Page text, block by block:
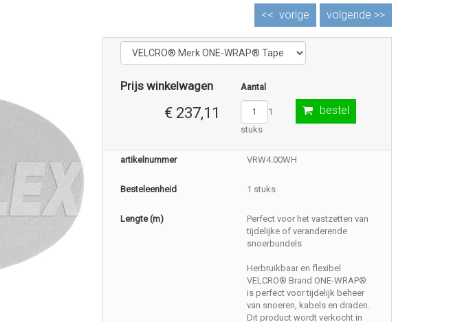
volgende >>
<< vorige
Prijs winkelwagen
€ 237,11
Aantal
1
stuks
bestel
artikelnummer VRW4.00WH
Besteleenheid 1 stuks
Lengte (m)
Perfect voor het vastzetten van
tijdelijke of veranderende
snoerbundels
Herbruikbaar en flexibel
VELCRO® Brand ONE-WRAP®
is perfect voor tijdelijk beheer
van snoeren, kabels en draden.
Dit product wordt verkocht in